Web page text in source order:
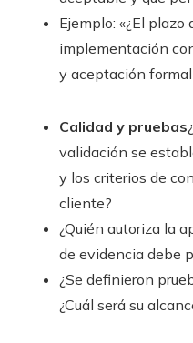
Ejemplo: «¿El
implementación
y aceptación
Calidad y pruebas
validación se
y los criterios de
cliente?
¿Quién autoriza la
de evidencia debe
¿Se definieron
¿Cuál será su